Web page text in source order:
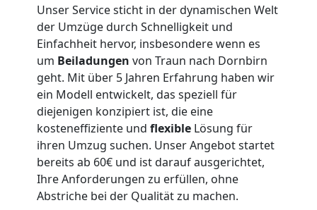
Unser Service sticht in der dynamischen Welt
der Umzüge durch Schnelligkeit und
Einfachheit hervor, insbesondere wenn es
um Beiladungen von Traun nach Dornbirn
geht. Mit über 5 Jahren Erfahrung haben wir
ein Modell entwickelt, das speziell für
diejenigen konzipiert ist, die eine
kosteneffiziente und flexible Lösung für
ihren Umzug suchen. Unser Angebot startet
bereits ab 60€ und ist darauf ausgerichtet,
Ihre Anforderungen zu erfüllen, ohne
Abstriche bei der Qualität zu machen.
Umzugshelfer
Traun
Möbeltaxi